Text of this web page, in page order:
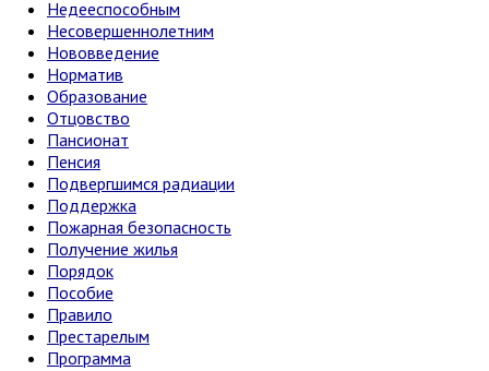
Недееспособным
Несовершеннолетним
Нововведение
Норматив
Образование
Отцовство
Пансионат
Пенсия
Подвергшимся радиации
Поддержка
Пожарная безопасность
Получение жилья
Порядок
Пособие
Правило
Престарелым
Программа
ПЕРИОД, ЗА КОТОРЫЙ РАССЧИТЫВАЕТСЯ
Декабрь 2022
12 месяцев
Ноябрь 2023 включительно
Период, за который учитываются доходы
1 месяц
Январь 2024
месяц обращения за выплатой
При введении единого пособия предусмотрен переходный